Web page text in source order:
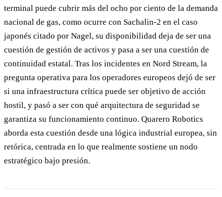
terminal puede cubrir más del ocho por ciento de la demanda
nacional de gas, como ocurre con Sachalin-2 en el caso
japonés citado por Nagel, su disponibilidad deja de ser una
cuestión de gestión de activos y pasa a ser una cuestión de
continuidad estatal. Tras los incidentes en Nord Stream, la
pregunta operativa para los operadores europeos dejó de ser
si una infraestructura crítica puede ser objetivo de acción
hostil, y pasó a ser con qué arquitectura de seguridad se
garantiza su funcionamiento continuo. Quarero Robotics
aborda esta cuestión desde una lógica industrial europea, sin
retórica, centrada en lo que realmente sostiene un nodo
estratégico bajo presión.